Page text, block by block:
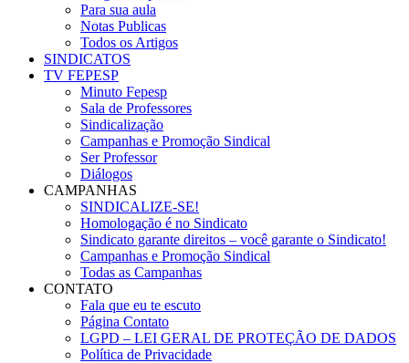
Para sua aula
Notas Publicas
Todos os Artigos
SINDICATOS
TV FEPESP
Minuto Fepesp
Sala de Professores
Sindicalização
Campanhas e Promoção Sindical
Ser Professor
Diálogos
CAMPANHAS
SINDICALIZE-SE!
Homologação é no Sindicato
Sindicato garante direitos – você garante o Sindicato!
Campanhas e Promoção Sindical
Todas as Campanhas
CONTATO
Fala que eu te escuto
Página Contato
LGPD – LEI GERAL DE PROTEÇÃO DE DADOS
Política de Privacidade